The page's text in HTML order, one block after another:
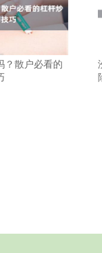
？散户必看的